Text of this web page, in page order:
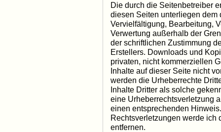
Die durch die Seitenbetreiber
diesen Seiten unterliegen dem
Vervielfältigung, Bearbeitung,
Verwertung außerhalb der
der schriftlichen Zustimmung
Erstellers. Downloads und
privaten, nicht kommerziellen
Inhalte auf dieser Seite nicht
werden die Urheberrechte
Inhalte Dritter als solche
eine Urheberrechtsverletzung
einen entsprechenden
Rechtsverletzungen werde ich
entfernen.